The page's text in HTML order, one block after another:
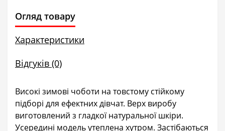
Огляд товару
Характеристики
Відгуків (0)
Високі зимові чоботи на товстому стійкому
підборі для ефектних дівчат. Верх виробу
виготовлений з гладкої натуральної шкіри.
Усередині модель утеплена хутром. Застібаються